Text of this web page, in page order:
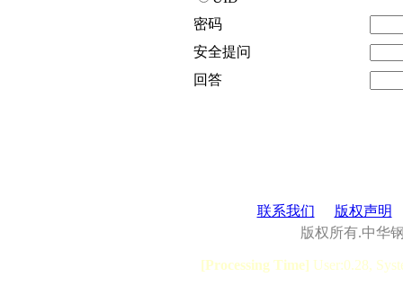
密码
安全提问
回答
联系我们
版权声明
版权所有.中华
[Processing Time] User:0.28,